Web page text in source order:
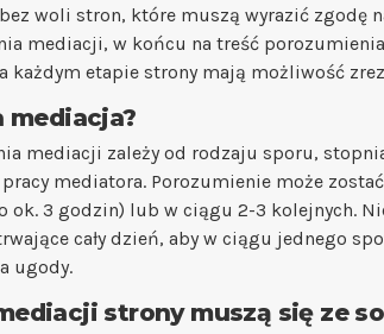
woli stron, które muszą wyrazić zgodę
mediacji, w końcu na treść
każdym etapie strony mają możliwość
mediacja?
mediacji zależy od rodzaju sporu,
mediatora. Porozumienie może
ok. 3 godzin) lub w ciągu 2-3 kolejnych.
cały dzień, aby w ciągu jednego
ugody.
strony muszą się ze